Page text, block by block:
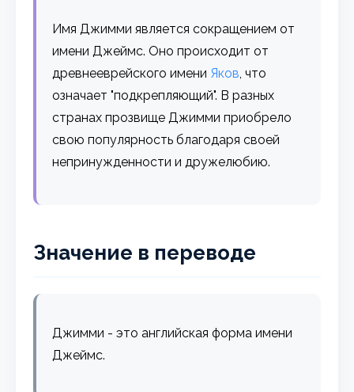
Имя Джимми является сокращением от
имени Джеймс. Оно происходит от
древнееврейского имени Яков, что
означает "подкрепляющий". В разных
странах прозвище Джимми приобрело
свою популярность благодаря своей
непринужденности и дружелюбию.
Значение в переводе
Джимми - это английская форма имени
Джеймс.